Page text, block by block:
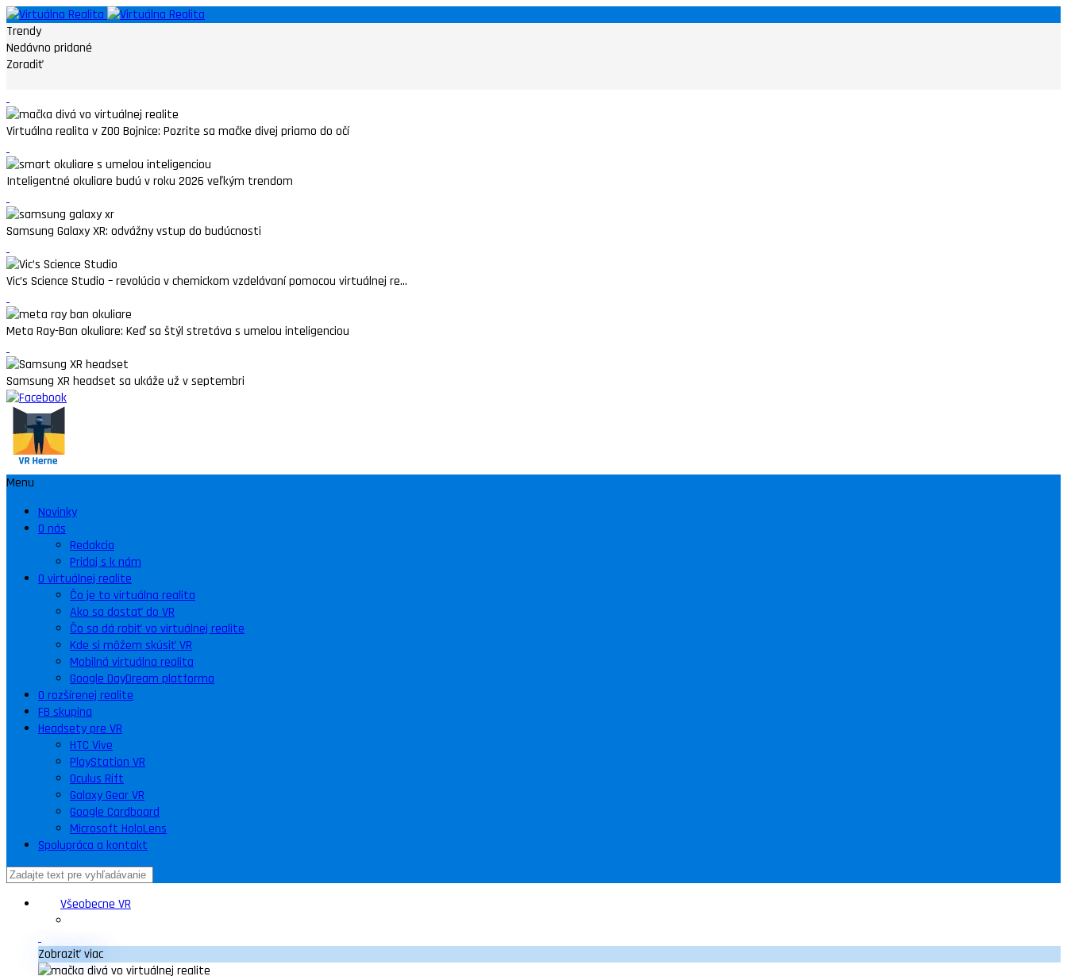
Trendy
Nedávno pridané
Zoradiť
Virtuálna realita v ZOO Bojnice: Pozrite sa mačke divej priamo do očí
Inteligentné okuliare budú v roku 2026 veľkým trendom
Samsung Galaxy XR: odvážny vstup do budúcnosti
Vic’s Science Studio – revolúcia v chemickom vzdelávaní pomocou virtuálnej re...
Meta Ray-Ban okuliare: Keď sa štýl stretáva s umelou inteligenciou
Samsung XR headset sa ukáže už v septembri
Menu
Novinky
O nás
Redakcia
Pridaj s k nám
O virtuálnej realite
Čo je to virtuálna realita
Ako sa dostať do VR
Čo sa dá robiť vo virtuálnej realite
Kde si môžem skúsiť VR
Mobilná virtuálna realita
Google DayDream platforma
O rozšírenej realite
FB skupina
Headsety pre VR
HTC Vive
PlayStation VR
Oculus Rift
Galaxy Gear VR
Google Cardboard
Microsoft HoloLens
Spolupráca a kontakt
Všeobecne VR
Zobraziť viac